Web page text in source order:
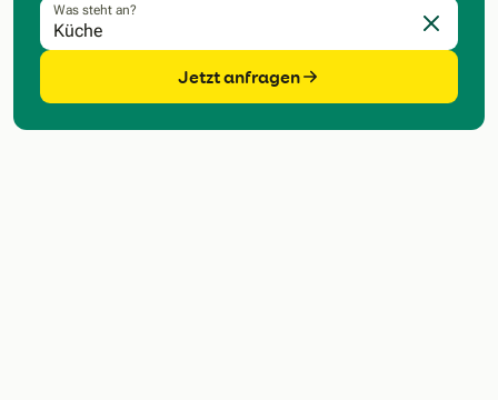
Was steht an?
Eingabe
Jetzt anfragen